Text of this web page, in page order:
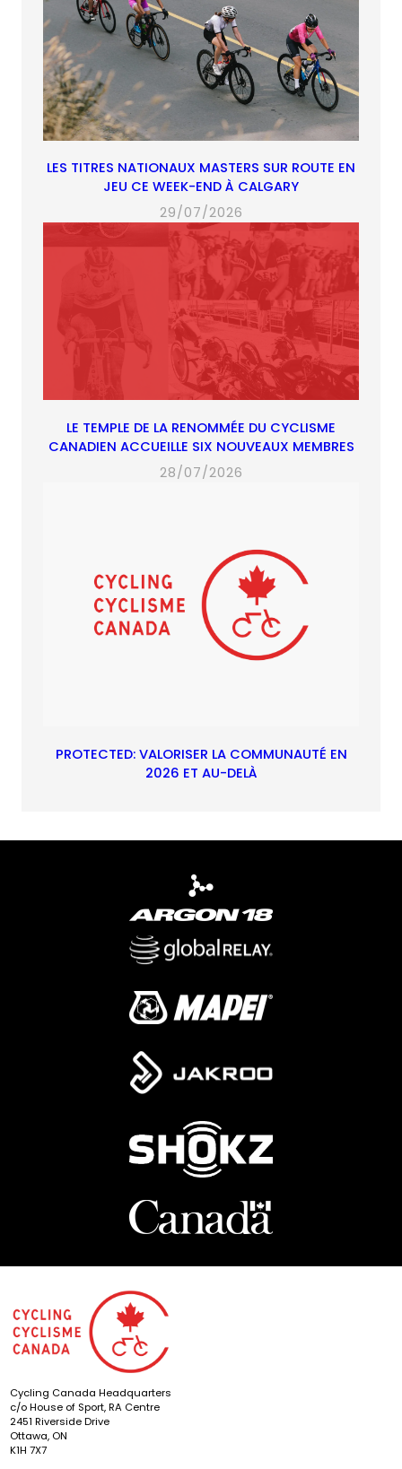
LES TITRES NATIONAUX MASTERS SUR ROUTE EN
JEU CE WEEK-END À CALGARY
29/07/2026
LE TEMPLE DE LA RENOMMÉE DU CYCLISME
CANADIEN ACCUEILLE SIX NOUVEAUX MEMBRES
28/07/2026
PROTECTED: VALORISER LA COMMUNAUTÉ EN
2026 ET AU-DELÀ
Cycling Canada Headquarters
c/o House of Sport, RA Centre
2451 Riverside Drive
Ottawa, ON
K1H 7X7